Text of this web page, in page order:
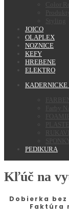
Color
Produkty
Styling
JOICO
OLAPLEX
NOZNICE
KEFY
HREBENE
ELEKTRO
KADERNICKE
Farby
FOAMIE
PEDIKURA
Kľúč na
Dobierka
Faktúra